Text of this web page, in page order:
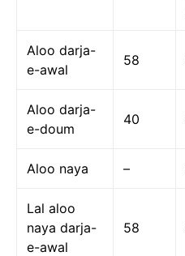
Aloo darja-
e-awal
58
Aloo darja-
e-doum
40
Aloo naya –
Lal aloo
naya darja-
e-awal
58